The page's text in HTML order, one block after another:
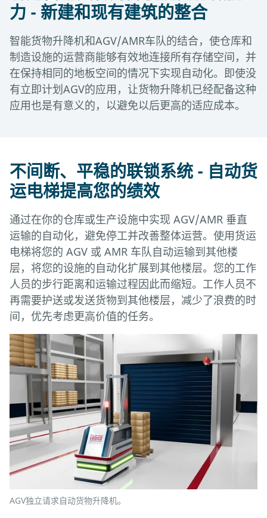
力 - 新建和现有建筑的整合
智能货物升降机和AGV/AMR车队的结合，使仓库和
制造设施的运营商能够有效地连接所有存储空间，并
在保持相同的地板空间的情况下实现自动化。即使没
有立即计划AGV的应用，让货物升降机已经配备这种
应用也是有意义的，以避免以后更高的适应成本。
不间断、平稳的联锁系统 - 自动货
运电梯提高您的绩效
通过在你的仓库或生产设施中实现 AGV/AMR 垂直
运输的自动化，避免停工并改善整体运营。使用货运
电梯将您的 AGV 或 AMR 车队自动运输到其他楼
层，将您的设施的自动化扩展到其他楼层。您的工作
人员的步行距离和运输过程因此而缩短。工作人员不
再需要护送或发送货物到其他楼层，减少了浪费的时
间，优先考虑更高价值的任务。
AGV独立请求自动货物升降机。